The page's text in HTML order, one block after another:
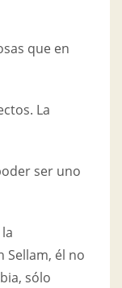
que en
La
ser uno
Sellam, él no
sólo